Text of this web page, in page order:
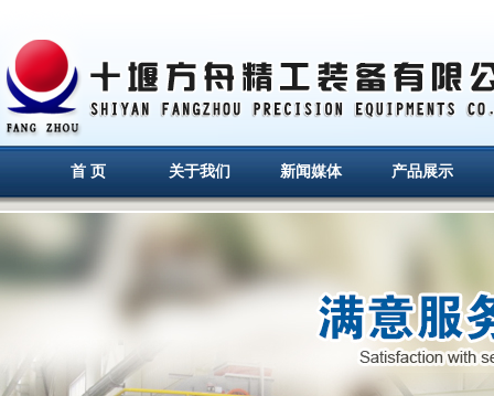
首 页 关于我们 新闻媒体 产品展示